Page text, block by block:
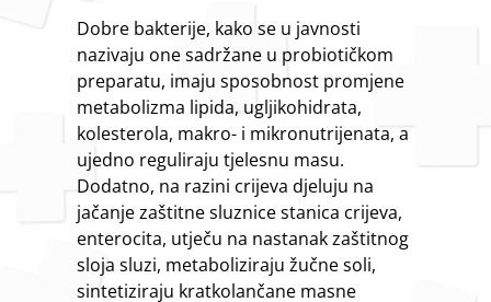
Dobre bakterije, kako se u javnosti
nazivaju one sadržane u probiotičkom
preparatu, imaju sposobnost promjene
metabolizma lipida, ugljikohidrata,
kolesterola, makro- i mikronutrijenata, a
ujedno reguliraju tjelesnu masu.
Dodatno, na razini crijeva djeluju na
jačanje zaštitne sluznice stanica crijeva,
enterocita, utječu na nastanak zaštitnog
sloja sluzi, metaboliziraju žučne soli,
sintetiziraju kratkolančane masne